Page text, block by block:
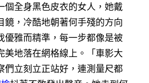
個全身黑色皮衣的女人，她戴
鏡，冷酷地朝著何手殘的方向
優雅而精準，每一步都像是被
美地落在網格線上。「車影大
們立刻立正站好，連測量尺都